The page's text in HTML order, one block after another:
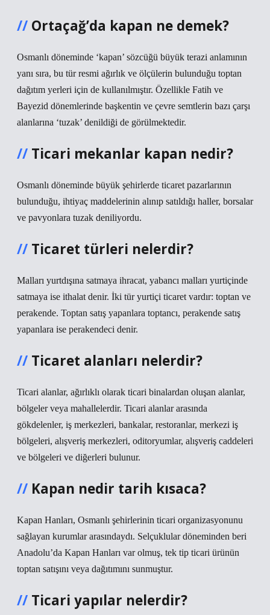
Ortaçağ’da kapan ne demek?
Osmanlı döneminde ‘kapan’ sözcüğü büyük terazi anlamının
yanı sıra, bu tür resmi ağırlık ve ölçülerin bulunduğu toptan
dağıtım yerleri için de kullanılmıştır. Özellikle Fatih ve
Bayezid dönemlerinde başkentin ve çevre semtlerin bazı çarşı
alanlarına ‘tuzak’ denildiği de görülmektedir.
Ticari mekanlar kapan nedir?
Osmanlı döneminde büyük şehirlerde ticaret pazarlarının
bulunduğu, ihtiyaç maddelerinin alınıp satıldığı haller, borsalar
ve pavyonlara tuzak deniliyordu.
Ticaret türleri nelerdir?
Malları yurtdışına satmaya ihracat, yabancı malları yurtiçinde
satmaya ise ithalat denir. İki tür yurtiçi ticaret vardır: toptan ve
perakende. Toptan satış yapanlara toptancı, perakende satış
yapanlara ise perakendeci denir.
Ticaret alanları nelerdir?
Ticari alanlar, ağırlıklı olarak ticari binalardan oluşan alanlar,
bölgeler veya mahallelerdir. Ticari alanlar arasında
gökdelenler, iş merkezleri, bankalar, restoranlar, merkezi iş
bölgeleri, alışveriş merkezleri, oditoryumlar, alışveriş caddeleri
ve bölgeleri ve diğerleri bulunur.
Kapan nedir tarih kısaca?
Kapan Hanları, Osmanlı şehirlerinin ticari organizasyonunu
sağlayan kurumlar arasındaydı. Selçuklular döneminden beri
Anadolu’da Kapan Hanları var olmuş, tek tip ticari ürünün
toptan satışını veya dağıtımını sunmuştur.
Ticari yapılar nelerdir?